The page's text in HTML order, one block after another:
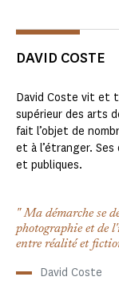
DAVID COSTE
David Coste vit et
supérieur des arts
fait l’objet de
et à l’étranger.
et publiques.
Ma démarche se
photographie et de
entre réalité et
David Coste